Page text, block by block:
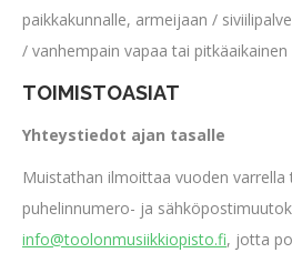
paikkakunnalle, armeijaan /
/ vanhempain vapaa tai pitkäaikainen
TOIMISTOASIAT
Yhteystiedot ajan tasalle
Muistathan ilmoittaa vuoden
puhelinnumero- ja
info@toolonmusiikkiopisto.fi, jotta